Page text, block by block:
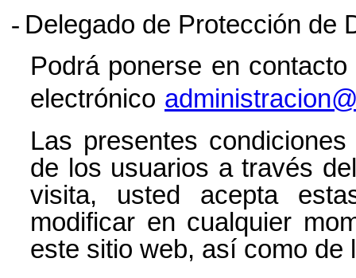
- Delegado de Protección de
Podrá ponerse en
electrónico
Las presentes
de los usuarios a través
visita, usted acepta
modificar en cualquier
este sitio web, así como de